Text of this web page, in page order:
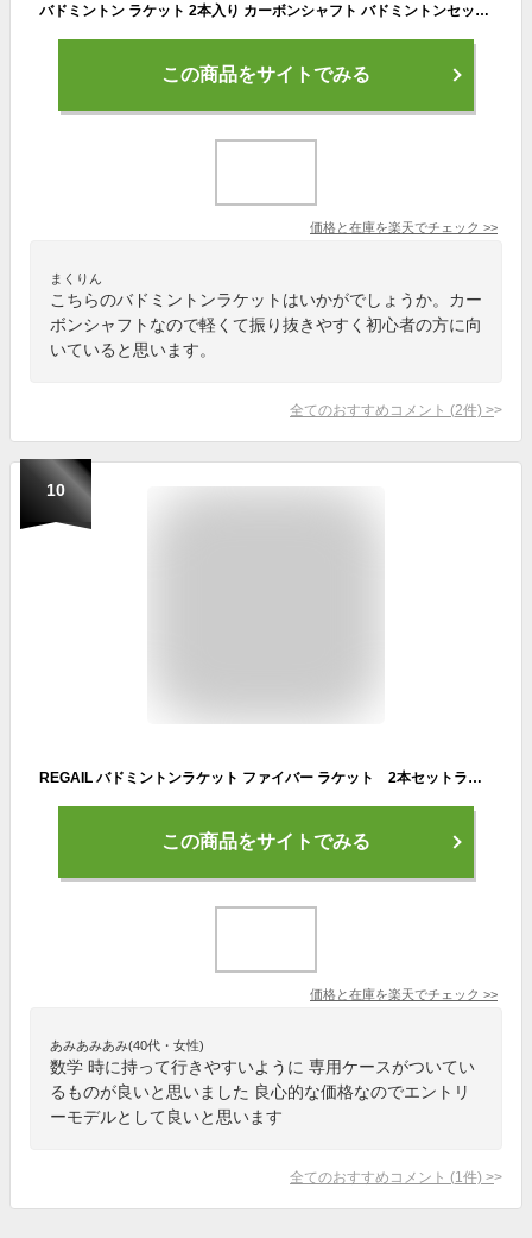
バドミントン ラケット 2本入り カーボンシャフト バドミントンセット 初心者向 JB-1000 (オレンジ＆ライトブルー)
この商品をサイトでみる
価格と在庫を楽天でチェック >>
まくりん
こちらのバドミントンラケットはいかがでしょうか。カー
ボンシャフトなので軽くて振り抜きやすく初心者の方に向
いていると思います。
全てのおすすめコメント (2件) >
10
REGAIL バドミントンラケット ファイバー ラケット 2本セットラケットケース付き 初心者 バドミントンシャトル 専用ケース 防水 バドミントンボール5個 ギフト
この商品をサイトでみる
価格と在庫を楽天でチェック >>
あみあみあみ(40代・女性)
数学 時に持って行きやすいように 専用ケースがついてい
るものが良いと思いました 良心的な価格なのでエントリ
ーモデルとして良いと思います
全てのおすすめコメント (1 件) >